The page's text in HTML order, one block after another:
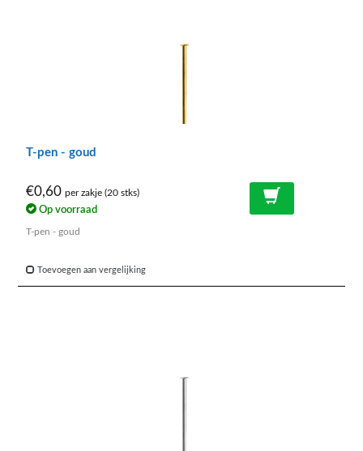
T-pen - goud
€0,60 per zakje (20 stks)
Op voorraad
T-pen - goud
Toevoegen aan vergelijking